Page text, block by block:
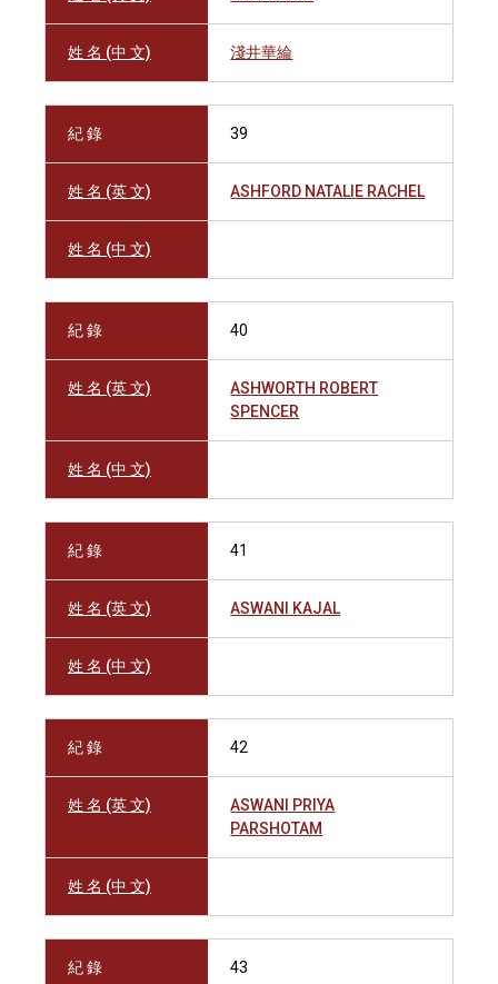
姓 名 (中 文) 淺井華綸
紀 錄 39
姓 名 (英 文) ASHFORD NATALIE RACHEL
姓 名 (中 文)
紀 錄 40
姓 名 (英 文)
ASHWORTH ROBERT
SPENCER
姓 名 (中 文)
紀 錄 41
姓 名 (英 文) ASWANI KAJAL
姓 名 (中 文)
紀 錄 42
姓 名 (英 文)
ASWANI PRIYA
PARSHOTAM
姓 名 (中 文)
紀 錄 43